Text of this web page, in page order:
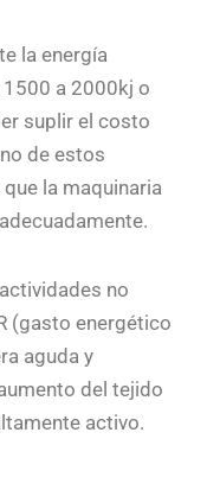
la energía
1500 a 2000kj o
suplir el costo
de estos
la maquinaria
no
(gasto energético
aguda y
del tejido
activo.